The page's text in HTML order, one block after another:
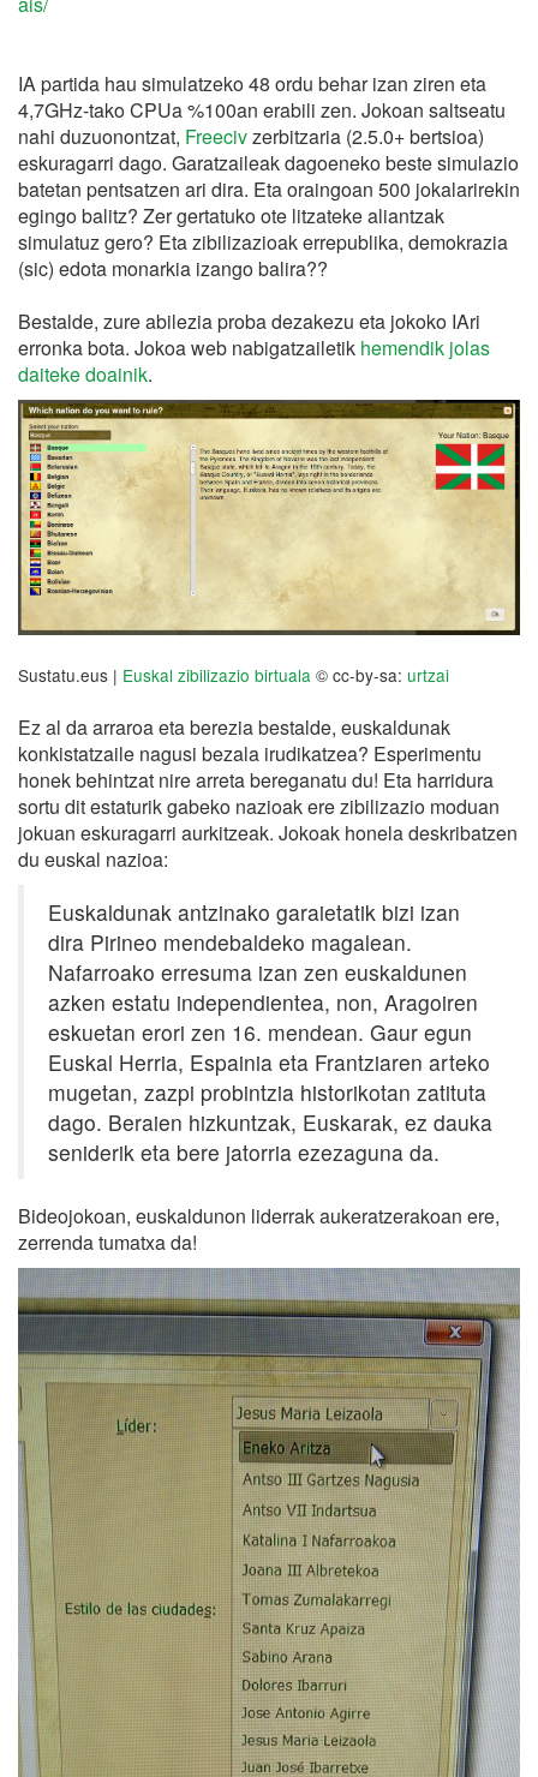
IA partida hau simulatzeko 48 ordu behar izan ziren eta
4,7GHz-tako CPUa %100an erabili zen. Jokoan saltseatu
nahi duzuonontzat, Freecivzerbitzaria (2.5.0+ bertsioa)
eskuragarri dago. Garatzaileak dagoeneko beste simulazio
batetan pentsatzen ari dira. Eta oraingoan 500 jokalarirekin
egingo balitz? Zer gertatuko ote litzateke aliantzak
simulatuz gero? Eta zibilizazioak errepublika, demokrazia
(sic) edota monarkia izango balira??
Bestalde, zure abilezia proba dezakezu eta jokoko IAri
erronka bota. Jokoa web nabigatzailetik hemendik jolas
daiteke doainik.
Sustatu.eus | Euskal zibilizazio birtuala © cc-by-sa: urtzai
Ez al da arraroa eta berezia bestalde, euskaldunak
konkistatzaile nagusi bezala irudikatzea? Esperimentu
honek behintzat nire arreta bereganatu du! Eta harridura
sortu dit estaturik gabeko nazioak ere zibilizazio moduan
jokuan eskuragarri aurkitzeak. Jokoak honela deskribatzen
du euskal nazioa:
Euskaldunak antzinako garaietatik bizi izan
dira Pirineo mendebaldeko magalean.
Nafarroako erresuma izan zen euskaldunen
azken estatu independientea, non, Aragoiren
eskuetan erori zen 16. mendean. Gaur egun
Euskal Herria, Espainia eta Frantziaren arteko
mugetan, zazpi probintzia historikotan zatituta
dago. Beraien hizkuntzak, Euskarak, ez dauka
seniderik eta bere jatorria ezezaguna da.
Bideojokoan, euskaldunon liderrak aukeratzerakoan ere,
zerrenda tumatxa da!